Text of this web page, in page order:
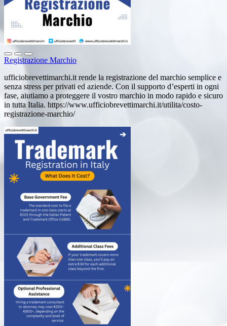
Registrazione Marchio
ufficiobrevettimarchi.it rende la registrazione del marchio semplice e
senza stress per privati ed aziende. Con il supporto d’esperti in ogni
fase, aiutiamo a proteggere il vostro marchio in modo rapido e sicuro
in tutta Italia. https://www.ufficiobrevettimarchi.it/utilita/costo-
registrazione-marchio/